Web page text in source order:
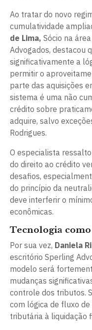
Ao tratar do novo
cumulatividade
de Lima, Sócio na
Advogados, destacou
significativamente a
permitir o
parte das aquisições
sistema é uma não
crédito sobre
adquire, salvo
Rodrigues.
O especialista
do direito ao crédito
desafios,
do princípio da
deve interferir o
econômicas.
Tecnologia
Por sua vez, Daniela
escritório Sperling
modelo será
mudanças
controle dos tributos.
com lógica de fluxo de
tributária à liquidação